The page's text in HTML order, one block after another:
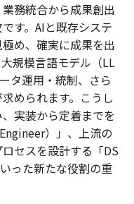
務統合から成果創出
す。AIと既存システ
め、確実に成果を出
規模言語モデル（LL
タ運用・統制、さら
められます。こうし
実装から定着までを
）」、上流の
セスを設計する「DS
った新たな役割の重